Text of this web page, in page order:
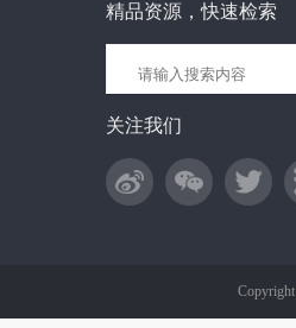
精品资源，快速检索
关注我们
Copyright